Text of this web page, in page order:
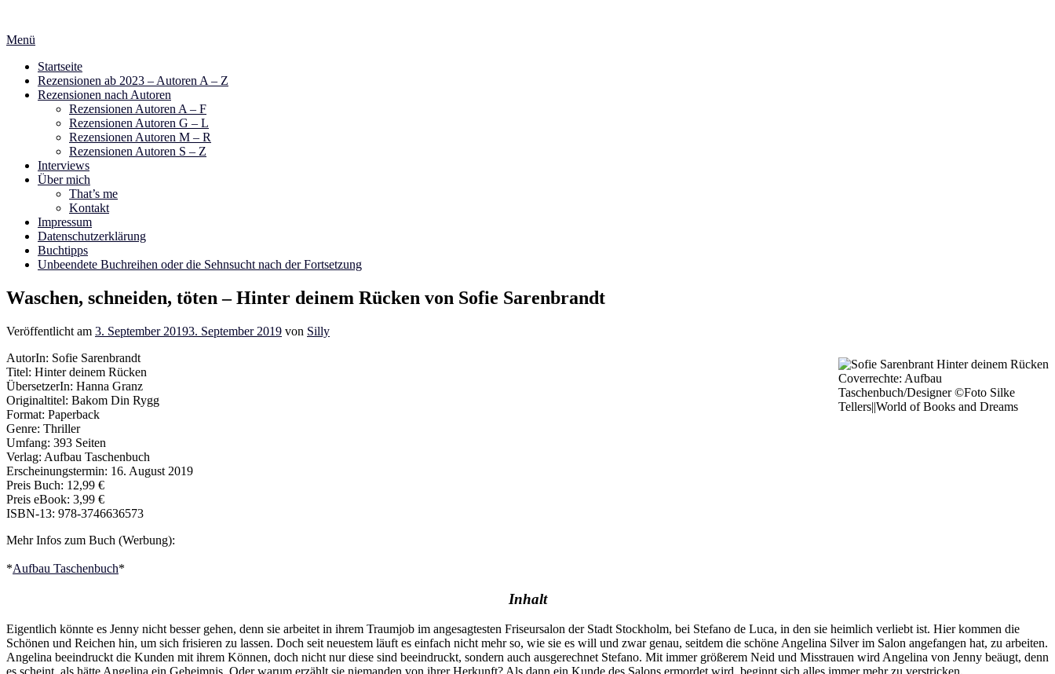
springen
Menü
Startseite
Rezensionen ab 2023 – Autoren A – Z
Rezensionen nach Autoren
Rezensionen Autoren A – F
Rezensionen Autoren G – L
Rezensionen Autoren M – R
Rezensionen Autoren S – Z
Interviews
Über mich
That’s me
Kontakt
Impressum
Datenschutzerklärung
Buchtipps
Unbeendete Buchreihen oder die Sehnsucht nach der Fortsetzung
Waschen, schneiden, töten – Hinter deinem Rücken von Sofie Sarenbrandt
Veröffentlicht am 3. September 20193. September 2019 von Silly
Coverrechte: Aufbau
Taschenbuch/Designer ©Foto Silke
Tellers||World of Books and Dreams
AutorIn: Sofie Sarenbrandt
Titel: Hinter deinem Rücken
ÜbersetzerIn: Hanna Granz
Originaltitel: Bakom Din Rygg
Format: Paperback
Genre: Thriller
Umfang: 393 Seiten
Verlag: Aufbau Taschenbuch
Erscheinungstermin: 16. August 2019
Preis Buch: 12,99 €
Preis eBook: 3,99 €
ISBN-13: 978-3746636573
Mehr Infos zum Buch (Werbung):
*Aufbau Taschenbuch*
Inhalt
Eigentlich könnte es Jenny nicht besser gehen, denn sie arbeitet in ihrem Traumjob im angesagtesten Friseursalon der Stadt Stockholm, bei Stefano de Luca, in den sie heimlich verliebt ist. Hier kommen die
Schönen und Reichen hin, um sich frisieren zu lassen. Doch seit neuestem läuft es einfach nicht mehr so, wie sie es will und zwar genau, seitdem die schöne Angelina Silver im Salon angefangen hat, zu arbeiten.
Angelina beeindruckt die Kunden mit ihrem Können, doch nicht nur diese sind beeindruckt, sondern auch ausgerechnet Stefano. Mit immer größerem Neid und Misstrauen wird Angelina von Jenny beäugt, denn